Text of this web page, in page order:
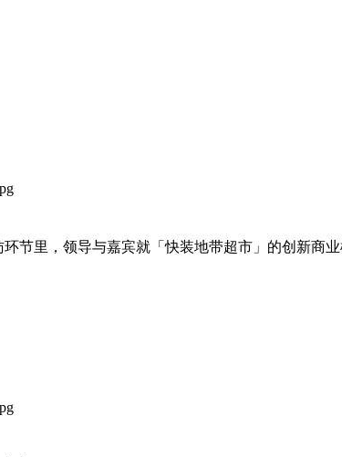
里，领导与嘉宾就「快装地带超市」的创新商